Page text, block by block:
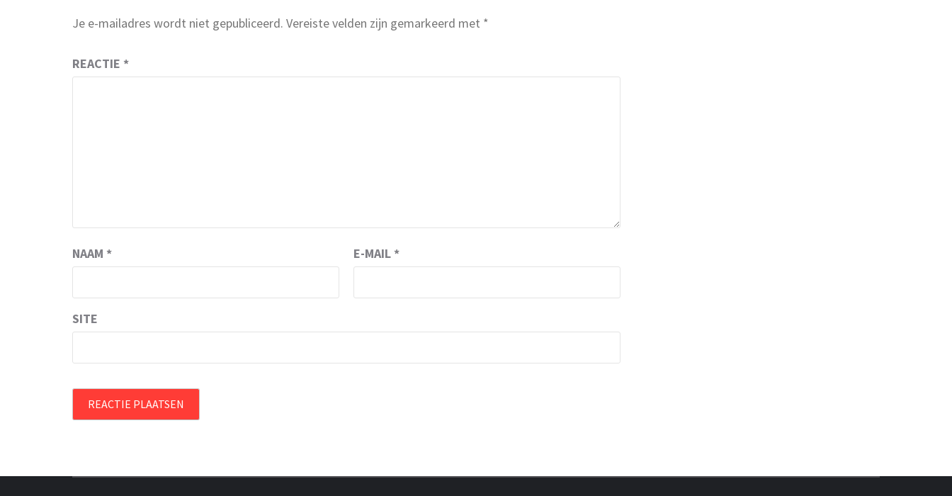
Je e-mailadres wordt niet gepubliceerd. Vereiste velden zijn gemarkeerd met *
REACTIE *
NAAM * E-MAIL *
SITE